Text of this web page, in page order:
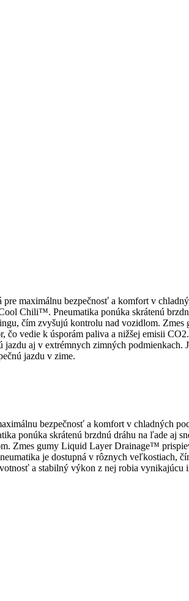
maximálnu bezpečnosť a komfort v
Chili™. Pneumatika ponúka skrátenú
čím zvyšujú kontrolu nad vozidlom.
vedie k úsporám paliva a nižšej emisii
aj v extrémnych zimných
jazdu v zime.
bezpečnosť a komfort v chladných
ponúka skrátenú brzdnú dráhu na ľade aj
Zmes gumy Liquid Layer Drainage™
je dostupná v rôznych veľkostiach,
a stabilný výkon z nej robia